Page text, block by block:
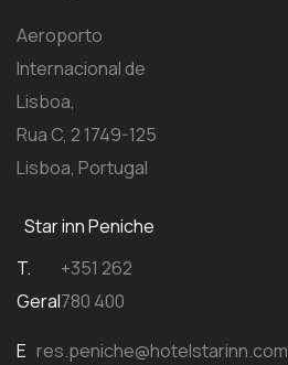
Aeroporto
Internacional de
Lisboa,
Rua C, 2 1749-125
Lisboa, Portugal
Star inn Peniche
T.
Geral
+351 262
780 400
E res.peniche@hotelstarinn.com